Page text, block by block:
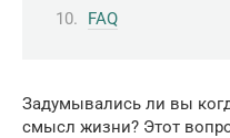
FAQ
Задумывались ли вы
смысл жизни? Этот